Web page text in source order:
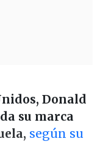
Donald
su marca
según su